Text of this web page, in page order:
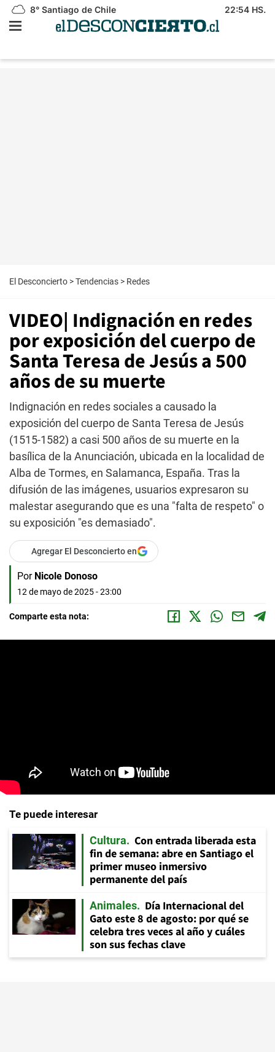
8° Santiago de Chile 22:54 HS.
El Desconcierto >Tendencias > Redes
VIDEO| Indignación en redes
por exposición del cuerpo de
Santa Teresa de Jesús a 500
años de su muerte
Indignación en redes sociales a causado la
exposición del cuerpo de Santa Teresa de Jesús
(1515-1582) a casi 500 años de su muerte en la
basílica de la Anunciación, ubicada en la localidad de
Alba de Tormes, en Salamanca, España. Tras la
difusión de las imágenes, usuarios expresaron su
malestar asegurando que es una "falta de respeto" o
su exposición "es demasiado".
Agregar El Desconcierto en
Por Nicole Donoso
12 de mayo de 2025 - 23:00
Comparte esta nota:
Te puede interesar
Cultura
Con entrada liberada esta
fin de semana: abre en Santiago el
primer museo inmersivo
permanente del país
Animales
Día Internacional del
Gato este 8 de agosto: por qué se
celebra tres veces al año y cuáles
son sus fechas clave